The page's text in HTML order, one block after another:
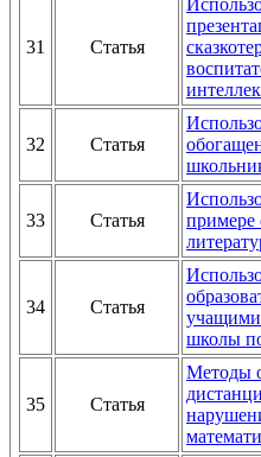
31 Статья
32 Статья
33 Статья
примере
34 Статья
школы
35 Статья
Методы